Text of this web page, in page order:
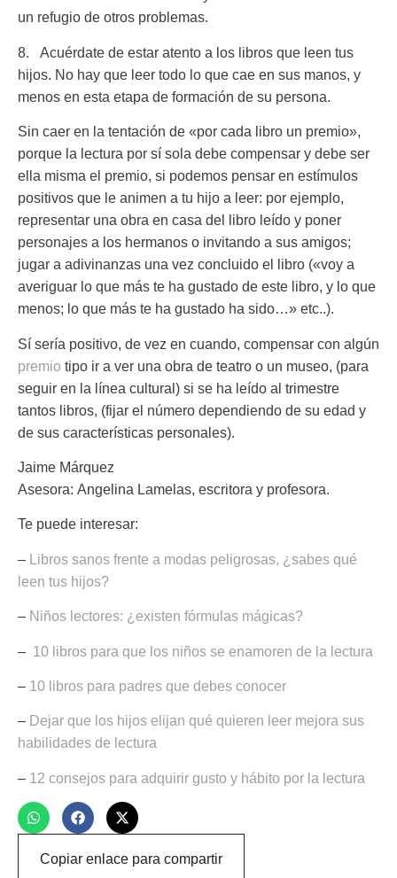
un refugio de otros problemas.
8. Acuérdate de estar atento a los libros que leen tus
hijos. No hay que leer todo lo que cae en sus manos, y
menos en esta etapa de formación de su persona.
Sin caer en la tentación de «por cada libro un premio»,
porque la lectura por sí sola debe compensar y debe ser
ella misma el premio, si podemos pensar en estímulos
positivos que le animen a tu hijo a leer: por ejemplo,
representar una obra en casa del libro leído y poner
personajes a los hermanos o invitando a sus amigos;
jugar a adivinanzas una vez concluido el libro («voy a
averiguar lo que más te ha gustado de este libro, y lo que
menos; lo que más te ha gustado ha sido…» etc..).
Sí sería positivo, de vez en cuando, compensar con algún
premio tipo ir a ver una obra de teatro o un museo, (para
seguir en la línea cultural) si se ha leído al trimestre
tantos libros, (fijar el número dependiendo de su edad y
de sus características personales).
Jaime Márquez
Asesora: Angelina Lamelas, escritora y profesora.
Te puede interesar:
–
Libros sanos frente a modas peligrosas, ¿sabes qué
leen tus hijos?
– Niños lectores: ¿existen fórmulas mágicas?
– 10 libros para que los niños se enamoren de la lectura
– 10 libros para padres que debes conocer
– Dejar que los hijos elijan qué quieren leer mejora sus
habilidades de lectura
– 12 consejos para adquirir gusto y hábito por la lectura
Copiar enlace para compartir